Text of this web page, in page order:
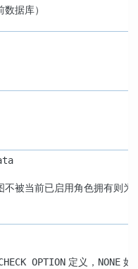
据库）
被当前已启用角色拥有则为
OPTION定义， NONE如